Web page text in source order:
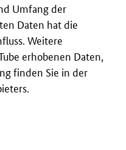
Umfang der
Daten hat die
Weitere
erhobenen Daten,
finden Sie in der